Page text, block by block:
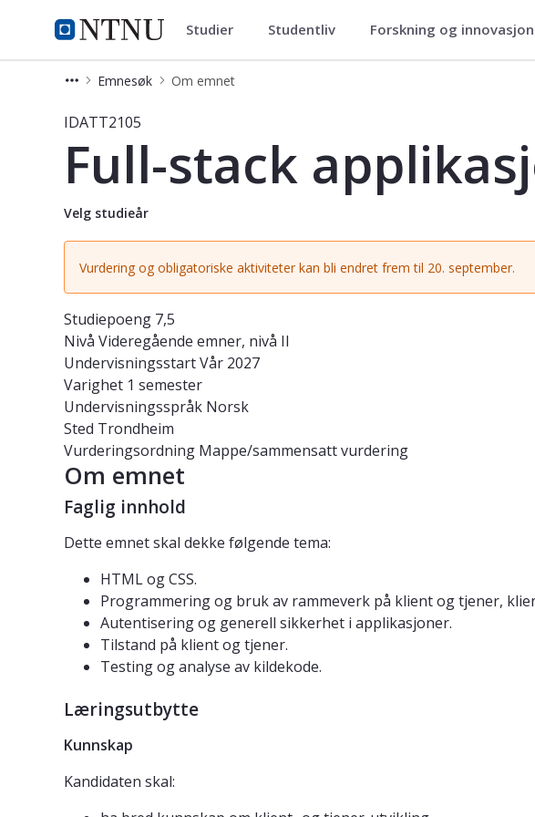
NTNU Hjemmeside
Studier Studier Studentliv Forskning og innovasjon
Emnesøk Om emnet
Emne - Full-stack applikasjonsutvikling -
IDATT2105
Full-stack
Velg studieår
Vurdering og obligatoriske aktiviteter kan bli endret frem til 20. september.
Studiepoeng 7,5
Nivå Videregående emner, nivå II
UndervisningsstartVår 2027
Varighet 1 semester
Undervisningsspråk Norsk
Sted Trondheim
Vurderingsordning Mappe/sammensatt vurdering
Om emnet
Faglig innhold
Dette emnet skal dekke følgende tema:
HTML og CSS.
Programmering og bruk av rammeverk på klient og tjener,
Autentisering og generell sikkerhet i applikasjoner.
Tilstand på klient og tjener.
Testing og analyse av kildekode.
Læringsutbytte
Kunnskap
Kandidaten skal: